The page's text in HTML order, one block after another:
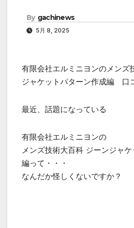
By gachinews
5月 8, 2025
有限会社エルミニヨンのメンズ
ジャケットパターン作成編 口
最近、話題になっている
有限会社エルミニヨンの
メンズ技術大百科 ジーンジャ
編って・・・
なんだか怪しくないですか？